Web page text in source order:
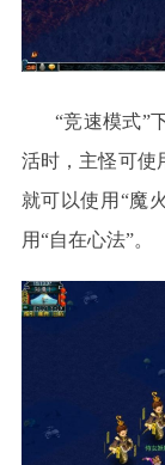
“竞速模式”
活时，主怪可使
就可以使用“魔
用“自在心法”。